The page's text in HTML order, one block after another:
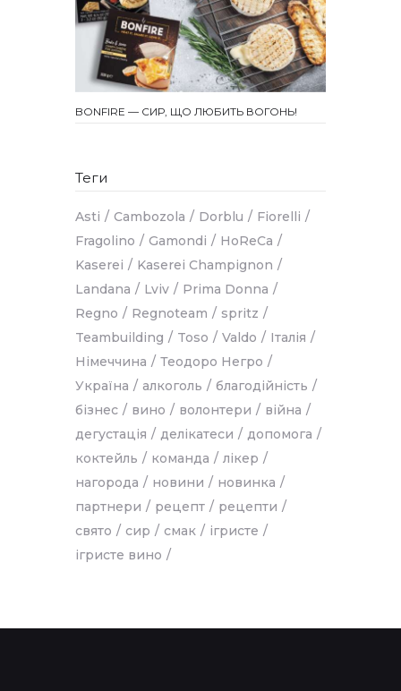
BONFIRE — СИР, ЩО ЛЮБИТЬ ВОГОНЬ!
Теги
Asti Cambozola Dorblu
Fiorelli
Fragolino
Gamondi
HoReCa
Kaserei
Kaserei Champignon
Landana
Lviv
Prima Donna
Regno
Regnoteam
spritz
Teambuilding
Toso Valdo
Італія
Німеччина
Теодоро Негро
Україна
алкоголь
благодійність
бізнес
вино волонтери
війна
дегустація
делікатеси
допомога
коктейль
команда
лікер
нагорода
новини
новинка
партнери
рецепт
рецепти
свято
сир смак
ігристе
ігристе вино